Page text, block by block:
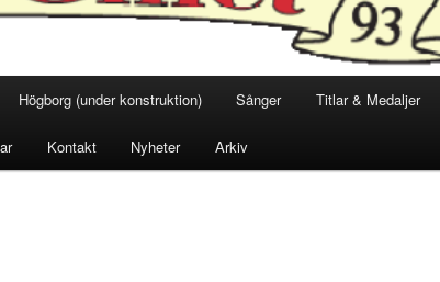
Högborg (under konstruktion) Sånger Titlar & Medaljer
Kontakt Nyheter Arkiv